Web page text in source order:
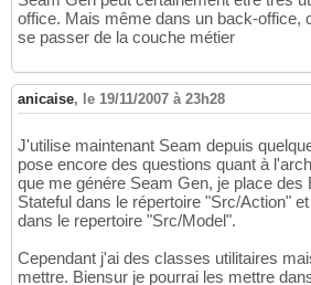
office. Mais même dans un back-office,
se passer de la couche métier
anicaise, le 19/11/2007 à 23h28
J'utilise maintenant Seam depuis
pose encore des questions quant à
que me génére Seam Gen, je place des
Stateful dans le répertoire "Src/Action"
dans le repertoire "Src/Model".
Cependant j'ai des classes utilitaires
mettre. Biensur je pourrai les mettre